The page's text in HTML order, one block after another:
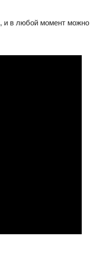
, и в любой момент можно